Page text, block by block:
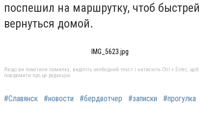
поспешил на маршрутку, чтоб быстрей
вернуться домой.
IMG_5623.jpg
Якщо ви помітили помилку, виділіть необхідний текст і натисніть Ctrl + Enter, щоб
повідомити про це редакцію
#Славянск #новости #бердвотчер #записки #прогулка